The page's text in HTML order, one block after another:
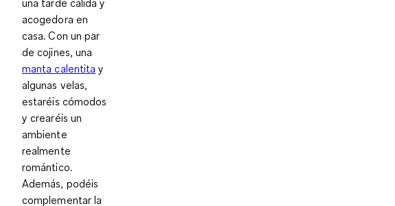
acogedora en
casa. Con un par
de cojines, una
manta calentita y
algunas velas,
estaréis cómodos
y crearéis un
ambiente
realmente
romántico.
Además, podéis
complementar la